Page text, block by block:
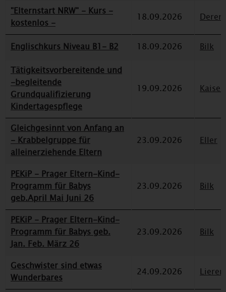
"Elternstart NRW" - Kurs -
kostenlos -
18.09.2026
Englischkurs Niveau B1- B2 18.09.2026
Bilk
Tätigkeitsvorbereitende und
-begleitende
Grundqualifizierung
Kindertagespflege
19.09.2026
Gleichgesinnt von Anfang an
- Krabbelgruppe für
alleinerziehende Eltern
23.09.2026 Eller
PEKiP - Prager Eltern-Kind-
Programm für Babys
geb.April Mai Juni 26
23.09.2026 Bilk
PEKiP - Prager Eltern-Kind-
Programm für Babys geb.
Jan. Feb. März 26
23.09.2026 Bilk
Geschwister sind etwas
Wunderbares
24.09.2026